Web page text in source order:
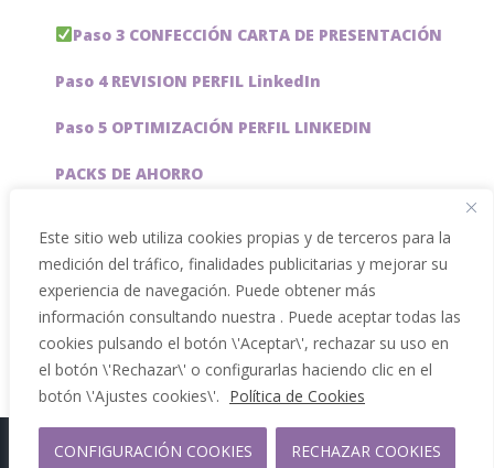
Este sitio web utiliza cookies propias y de terceros para la
medición del tráfico, finalidades publicitarias y mejorar su
experiencia de navegación. Puede obtener más
información consultando nuestra . Puede aceptar todas las
cookies pulsando el botón \'Aceptar\', rechazar su uso en
el botón \'Rechazar\' o configurarlas haciendo clic en el
botón \'Ajustes cookies\'. Política de Cookies
CONFIGURACIÓN COOKIES RECHAZAR COOKIES
Paso 3 CONFECCIÓN CARTA DE PRESENTACIÓN
Paso 4 REVISION PERFIL LinkedIn
Paso 5 OPTIMIZACIÓN PERFIL LINKEDIN
PACKS DE AHORRO
Servicios especiales
Copyright 2012 - 2026 |